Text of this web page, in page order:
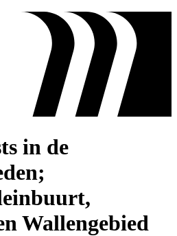
in de
Wallengebied